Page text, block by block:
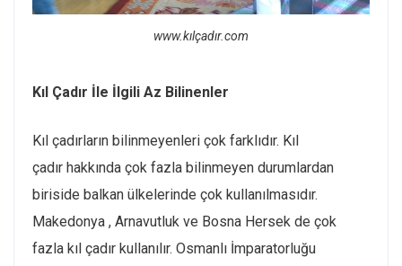
www.kılçadır.com
Kıl Çadır İle İlgili Az Bilinenler
Kıl çadırların bilinmeyenleri çok farklıdır. Kıl
çadır hakkında çok fazla bilinmeyen durumlardan
biriside balkan ülkelerinde çok kullanılmasıdır.
Makedonya , Arnavutluk ve Bosna Hersek de çok
fazla kıl çadır kullanılır. Osmanlı İmparatorluğu